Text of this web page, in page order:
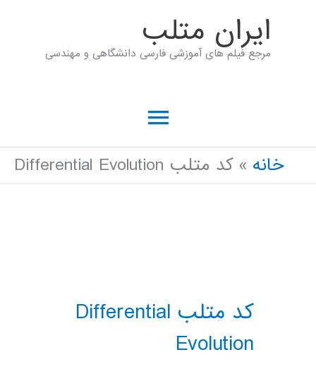
ايران متلب
مرجع فیلم های آموزشی فارسی دانشگاهی و مهندسی
فهرست
اصلی
خانه کد متلب Differential Evolution
کد متلب Differential
Evolution